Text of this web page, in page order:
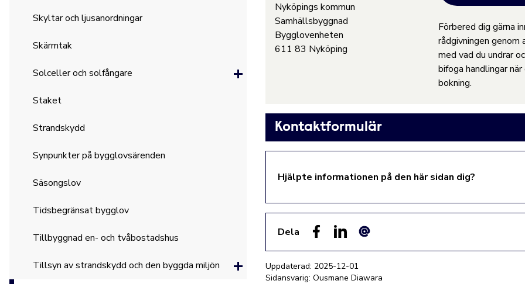
Nyköpings kommun
Samhällsbyggnad
Bygglovenheten
611 83 Nyköping
Förbered dig gärna
rådgivningen
med vad du undrar
bifoga handlingar när
bokning.
Kontaktformulär
Hjälpte informationen på den här sidan dig?
Dela
Uppdaterad: 2025-12-01
Sidansvarig: Ousmane Diawara
Skyltar och ljusanordningar
Skärmtak
Solceller och solfångare
Staket
Strandskydd
Synpunkter på bygglovsärenden
Säsongslov
Tidsbegränsat bygglov
Tillbyggnad en- och tvåbostadshus
Tillsyn av strandskydd och den byggda miljön